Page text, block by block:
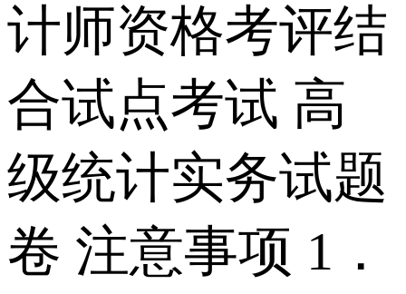
计师资格考评结
合试点考试 高
级统计实务试题
卷 注意事项 1．